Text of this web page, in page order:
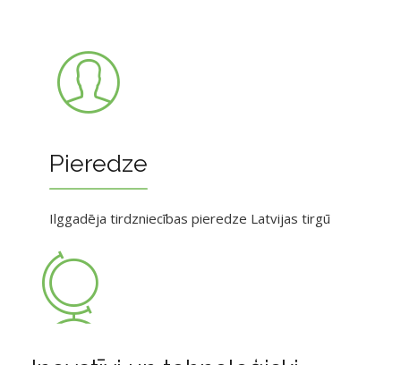
Pieredze
Ilggadēja tirdzniecības pieredze Latvijas tirgū